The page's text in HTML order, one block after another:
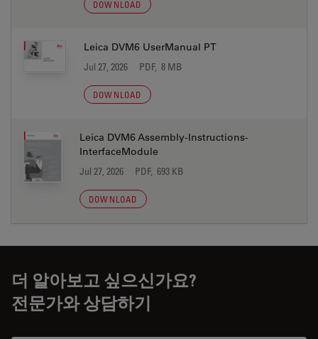
DOWNLOAD
Leica DVM6 UserManual PT
Jul 27, 2026 PDF, 8 MB
DOWNLOAD
Leica DVM6 Assembly-Instructions-
InterfaceModule
Jul 27, 2026 PDF, 693 KB
DOWNLOAD
더 알아보고 싶으신가요?
전문가와 상담하기